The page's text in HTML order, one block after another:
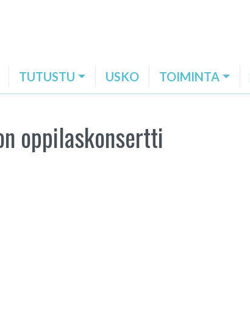
TUTUSTU USKO TOIMINTA
oppilaskonsertti